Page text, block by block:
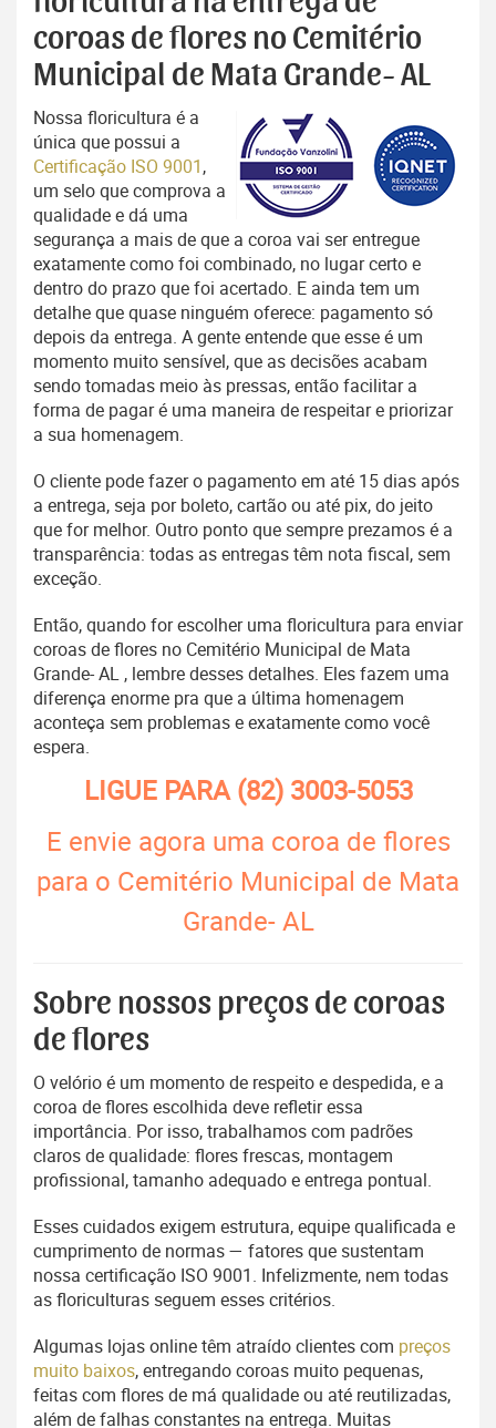
coroas de flores no Cemitério
Municipal de Mata Grande- AL
Nossa floricultura é a
única que possui a
Certificação ISO 9001,
um selo que comprova a
qualidade e dá uma
segurança a mais de que a coroa vai ser entregue
exatamente como foi combinado, no lugar certo e
dentro do prazo que foi acertado. E ainda tem um
detalhe que quase ninguém oferece: pagamento só
depois da entrega. A gente entende que esse é um
momento muito sensível, que as decisões acabam
sendo tomadas meio às pressas, então facilitar a
forma de pagar é uma maneira de respeitar e priorizar
a sua homenagem.
O cliente pode fazer o pagamento em até 15 dias após
a entrega, seja por boleto, cartão ou até pix, do jeito
que for melhor. Outro ponto que sempre prezamos é a
transparência: todas as entregas têm nota fiscal, sem
exceção.
Então, quando for escolher uma floricultura para enviar
coroas de flores no Cemitério Municipal de Mata
Grande- AL , lembre desses detalhes. Eles fazem uma
diferença enorme pra que a última homenagem
aconteça sem problemas e exatamente como você
espera.
LIGUE PARA(82) 3003-5053
E envie agora uma coroa de flores
para o Cemitério Municipal de Mata
Grande- AL
Sobre nossos preços de coroas
de flores
O velório é um momento de respeito e despedida, e a
coroa de flores escolhida deve refletir essa
importância. Por isso, trabalhamos com padrões
claros de qualidade: flores frescas, montagem
profissional, tamanho adequado e entrega pontual.
Esses cuidados exigem estrutura, equipe qualificada e
cumprimento de normas — fatores que sustentam
nossa certificação ISO 9001. Infelizmente, nem todas
as floriculturas seguem esses critérios.
Algumas lojas online têm atraído clientes com preços
muito baixos, entregando coroas muito pequenas,
feitas com flores de má qualidade ou até reutilizadas,
além de falhas constantes na entrega. Muitas